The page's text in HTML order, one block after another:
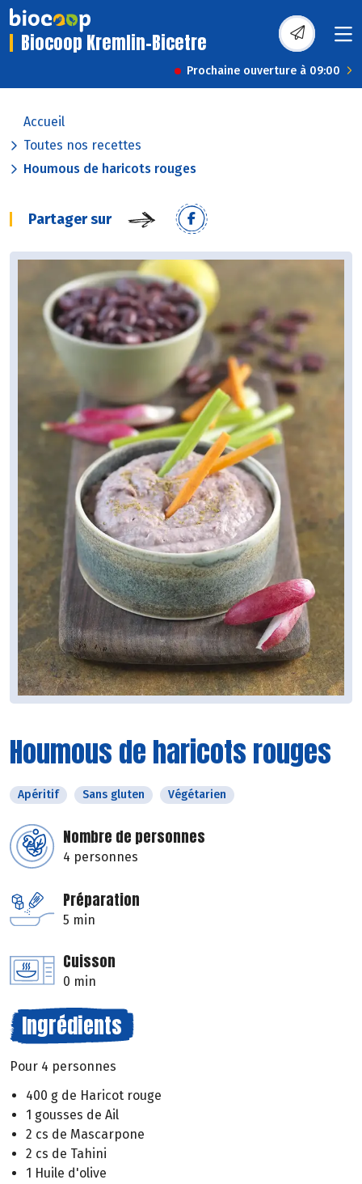
Biocoop Kremlin-Bicetre
Prochaine ouverture à 09:00
Accueil
Toutes nos recettes
Houmous de haricots rouges
Partager sur
Houmous de haricots rouges
Apéritif Sans gluten Végétarien
Nombre de personnes
4 personnes
Préparation
5 min
Cuisson
0 min
Ingrédients
Pour 4 personnes
400 g de Haricot rouge
1 gousses de Ail
2 cs de Mascarpone
2 cs de Tahini
1 Huile d'olive